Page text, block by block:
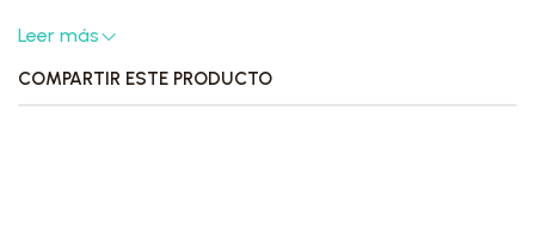
Características destacadas:
Formato: LP de 12″ prensado en vinilo
Leer más
COMPARTIR ESTE PRODUCTO